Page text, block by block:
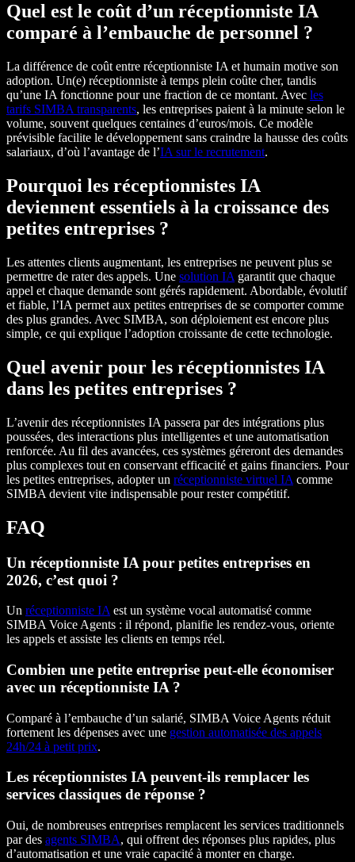
Quel est le coût d’un réceptionniste IA
comparé à l’embauche de personnel ?
La différence de coût entre réceptionniste IA et humain motive son
adoption. Un(e) réceptionniste à temps plein coûte cher, tandis
qu’une IA fonctionne pour une fraction de ce montant. Avec les
tarifs SIMBA transparents, les entreprises paient à la minute selon le
volume, souvent quelques centaines d’euros/mois. Ce modèle
prévisible facilite le développement sans craindre la hausse des coûts
salariaux, d’où l’avantage de l’IA sur le recrutement.
Pourquoi les réceptionnistes IA
deviennent essentiels à la croissance des
petites entreprises ?
Les attentes clients augmentant, les entreprises ne peuvent plus se
permettre de rater des appels. Une solution IA garantit que chaque
appel et chaque demande sont gérés rapidement. Abordable, évolutif
et fiable, l’IA permet aux petites entreprises de se comporter comme
des plus grandes. Avec SIMBA, son déploiement est encore plus
simple, ce qui explique l’adoption croissante de cette technologie.
Quel avenir pour les réceptionnistes IA
dans les petites entreprises ?
L’avenir des réceptionnistes IA passera par des intégrations plus
poussées, des interactions plus intelligentes et une automatisation
renforcée. Au fil des avancées, ces systèmes géreront des demandes
plus complexes tout en conservant efficacité et gains financiers. Pour
les petites entreprises, adopter un réceptionniste virtuel IA comme
SIMBA devient vite indispensable pour rester compétitif.
FAQ
Un réceptionniste IA pour petites entreprises en
2026, c’est quoi ?
Un réceptionniste IA est un système vocal automatisé comme
SIMBA Voice Agents : il répond, planifie les rendez-vous, oriente
les appels et assiste les clients en temps réel.
Combien une petite entreprise peut-elle économiser
avec un réceptionniste IA ?
Comparé à l’embauche d’un salarié, SIMBA Voice Agents réduit
fortement les dépenses avec une gestion automatisée des appels
24h/24 à petit prix.
Les réceptionnistes IA peuvent-ils remplacer les
services classiques de réponse ?
Oui, de nombreuses entreprises remplacent les services traditionnels
par des agents SIMBA, qui offrent des réponses plus rapides, plus
d’automatisation et une vraie capacité à monter en charge.